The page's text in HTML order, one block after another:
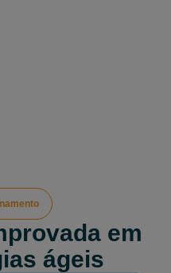
em
ágeis